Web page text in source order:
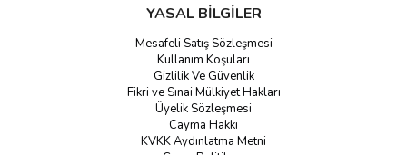
YASAL BİLGİLER
Mesafeli Satış Sözleşmesi
Kullanım Koşuları
Gizlilik Ve Güvenlik
Fikri ve Sınai Mülkiyet Hakları
Üyelik Sözleşmesi
Cayma Hakkı
KVKK Aydınlatma Metni